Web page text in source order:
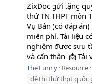
ZixDoc gửi tặng
thử TN THPT môn
Vụ Bản (có đáp
miễn phí. Tài liệu
nghiệm được sưu
và cẩn thận. 📩 Tải
The Funny Resource
đề thi thử thpt quốc